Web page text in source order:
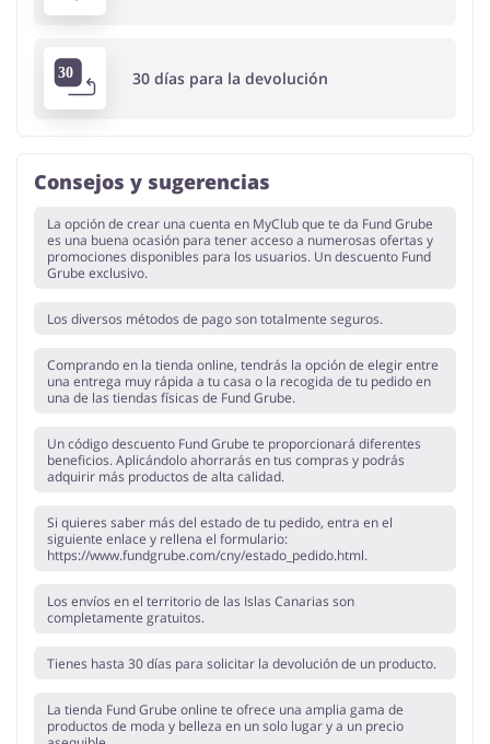
30 días para la devolución
Consejos y sugerencias
La opción de crear una cuenta en MyClub que te da Fund Grube
es una buena ocasión para tener acceso a numerosas ofertas y
promociones disponibles para los usuarios. Un descuento Fund
Grube exclusivo.
Los diversos métodos de pago son totalmente seguros.
Comprando en la tienda online, tendrás la opción de elegir entre
una entrega muy rápida a tu casa o la recogida de tu pedido en
una de las tiendas físicas de Fund Grube.
Un código descuento Fund Grube te proporcionará diferentes
beneficios. Aplicándolo ahorrarás en tus compras y podrás
adquirir más productos de alta calidad.
Si quieres saber más del estado de tu pedido, entra en el
siguiente enlace y rellena el formulario:
https://www.fundgrube.com/cny/estado_pedido.html.
Los envíos en el territorio de las Islas Canarias son
completamente gratuitos.
Tienes hasta 30 días para solicitar la devolución de un producto.
La tienda Fund Grube online te ofrece una amplia gama de
productos de moda y belleza en un solo lugar y a un precio